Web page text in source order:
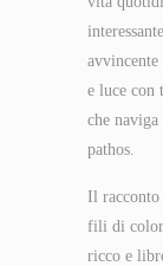
e luce con
che
pathos.
Il racconto
fili di
ricco e